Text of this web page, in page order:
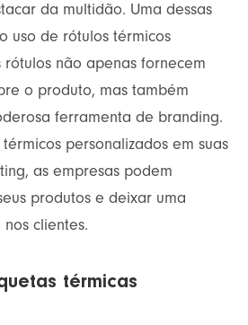
da multidão. Uma dessas
uso de rótulos térmicos
rótulos não apenas fornecem
o produto, mas também
ferramenta de branding.
personalizados em suas
as empresas podem
produtos e deixar uma
clientes.
térmicas